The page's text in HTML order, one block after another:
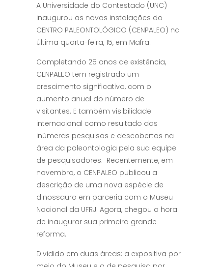
A Universidade do Contestado (UNC)
inaugurou as novas instalações do
CENTRO PALEONTOLÓGICO (CENPALEO) na
última quarta-feira, 15, em Mafra.
Completando 25 anos de existência,
CENPALEO tem registrado um
crescimento significativo, com o
aumento anual do número de
visitantes. E também visibilidade
internacional como resultado das
inúmeras pesquisas e descobertas na
área da paleontologia pela sua equipe
de pesquisadores. Recentemente, em
novembro, o CENPALEO publicou a
descrição de uma nova espécie de
dinossauro em parceria com o Museu
Nacional da UFRJ. Agora, chegou a hora
de inaugurar sua primeira grande
reforma.
Dividido em duas áreas: a expositiva por